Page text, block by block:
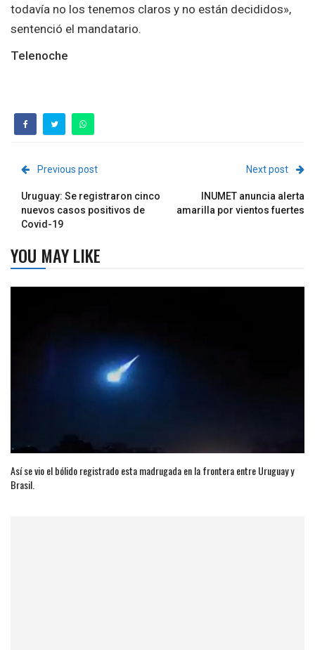
todavía no los tenemos claros y no están decididos»,
sentenció el mandatario.
Telenoche
Previous post
Uruguay: Se registraron cinco
nuevos casos positivos de
Covid-19
Next post
INUMET anuncia alerta
amarilla por vientos fuertes
YOU MAY LIKE
Así se vio el bólido registrado esta madrugada en la frontera entre Uruguay y
Brasil.